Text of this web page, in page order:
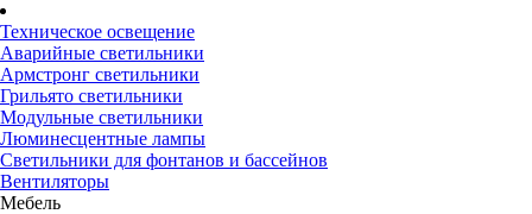
Техническое освещение
Аварийные светильники
Армстронг светильники
Грильято светильники
Модульные светильники
Люминесцентные лампы
Светильники для фонтанов и бассейнов
Вентиляторы
Мебель